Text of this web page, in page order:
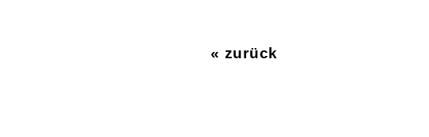
« zurück